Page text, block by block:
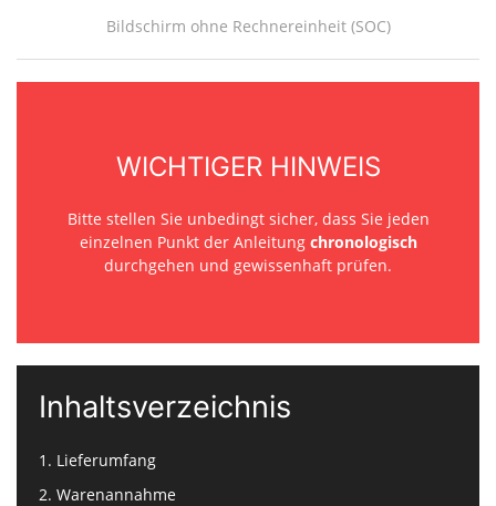
Bildschirm ohne Rechnereinheit (SOC)
WICHTIGER HINWEIS
Bitte stellen Sie unbedingt sicher, dass Sie jeden
einzelnen Punkt der Anleitung chronologisch
durchgehen und gewissenhaft prüfen.
Inhaltsverzeichnis
1. Lieferumfang
2. Warenannahme